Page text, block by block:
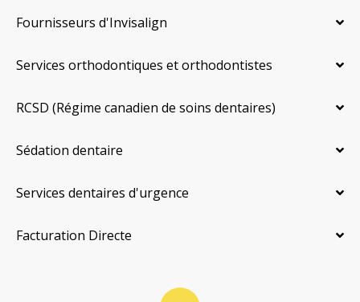
Fournisseurs d'Invisalign
Services orthodontiques et orthodontistes
RCSD (Régime canadien de soins dentaires)
Sédation dentaire
Services dentaires d'urgence
Facturation Directe